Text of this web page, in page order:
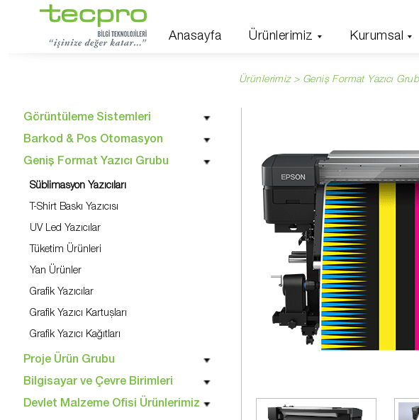
Anasayfa Ürünlerimiz Kurumsal
Ürünlerimiz > Geniş Format Yazıcı
Görüntüleme Sistemleri
Barkod & Pos Otomasyon
Geniş Format Yazıcı Grubu
Süblimasyon Yazıcıları
T-Shirt Baskı Yazıcısı
UV Led Yazıcılar
Tüketim Ürünleri
Yan Ürünler
Grafik Yazıcılar
Grafik Yazıcı Kartuşları
Grafik Yazıcı Kağıtları
Proje Ürün Grubu
Bilgisayar ve Çevre Birimleri
Devlet Malzeme Ofisi Ürünlerimiz